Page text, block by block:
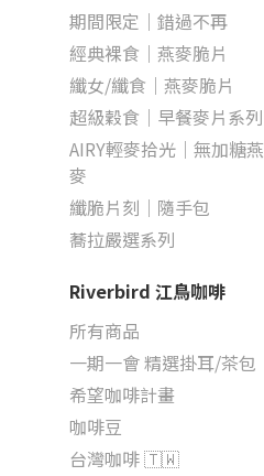
期間限定｜錯過不再
經典裸食｜燕麥脆片
纖女/纖食｜燕麥脆片
超級穀食｜早餐麥片系列
AIRY輕麥拾光｜無加糖燕
麥
纖脆片刻｜隨手包
蕎拉嚴選系列
Riverbird 江鳥咖啡
所有商品
一期一會 精選掛耳/茶包
希望咖啡計畫
咖啡豆
台灣咖啡 🇹🇼